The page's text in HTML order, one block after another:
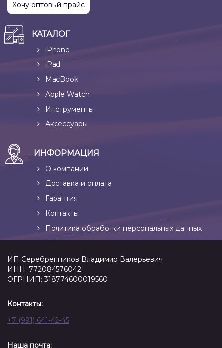
Хочу оптовый прайс
КАТАЛОГ
iPhone
iPad
MacBook
Apple Watch
Инструменты
Аксессуары
ИНФОРМАЦИЯ
О компании
Доставка и оплата
Гарантия
Контакты
Политика обработки персональных данных
ИП Серебренников Владимир Валерьевич
ИНН: 772084576042
ОГРНИП: 318774600019560
Контакты:
+7 (991) 641-42-45
Наша почта: